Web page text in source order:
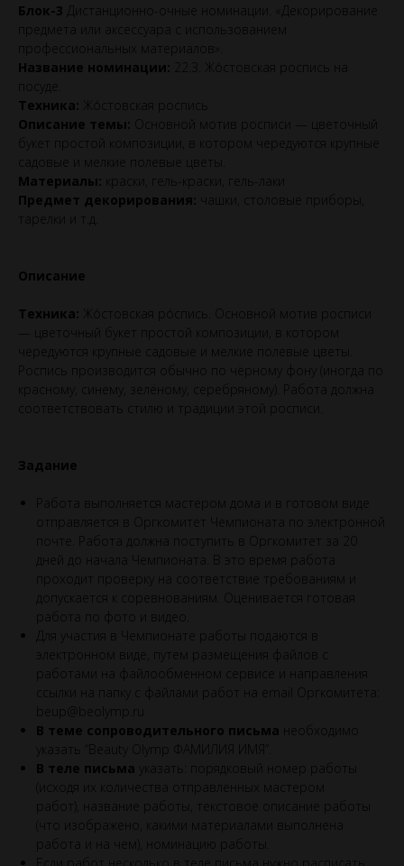
Блок-3
Дистанционно-очные номинации. «Декорирование
предмета или аксессуара с использованием
профессиональных материалов».
Название номинации:
22.3. Жо́стовская роспись на
Техника:
Жо́стовская роспись
Описание темы:
Основной мотив росписи — цветочный
букет простой композиции, в котором чередуются крупные
садовые и мелкие полевые цветы.
Материалы:
Предмет декорирования:
чашки, столовые приборы,
тарелки и т.д.
Описание
Техника:
Жо́стовская ро́спись. Основной мотив росписи
— цветочный букет простой композиции, в котором
чередуются крупные садовые и мелкие полевые цветы.
Роспись производится обычно по чёрному фону (иногда по
красному, синему, зелёному, серебряному). Работа должна
соответствовать стилю и традиции этой росписи.
Задание
Работа выполняется мастером дома и в готовом виде
отправляется в Оргкомитет Чемпионата по электронной
почте. Работа должна поступить в Оргкомитет за 20
дней до начала Чемпионата. В это время работа
проходит проверку на соответствие требованиям и
допускается к соревнованиям. Оценивается готовая
работа по фото и видео.
Для участия в Чемпионате работы подаются в
электронном виде, путем размещения файлов с
работами на файлообменном сервисе и направления
ссылки на папку с файлами работ на email Оргкомитета:
beup@beolymp.ru
В теме сопроводительного письма необходимо
указать “Beauty Olymp ФАМИЛИЯ ИМЯ”.
В теле письма
указать: порядковый номер работы
(исходя их количества отправленных мастером
работ), название работы, текстовое описание работы
(что изображено, какими материалами выполнена
работа и на чем), номинацию работы.
Если работ несколько в теле письма нужно расписать